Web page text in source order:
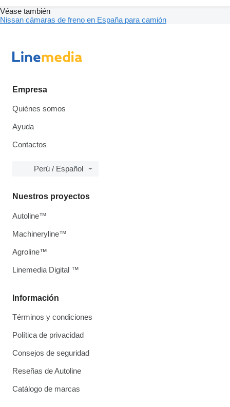
Véase también
Nissan cámaras de freno en España para camión
Empresa
Quiénes somos
Ayuda
Contactos
Perú / Español
Información
Términos y condiciones
Política de privacidad
Consejos de seguridad
Reseñas de Autoline
Catálogo de marcas
Nuestros proyectos
Autoline™
Machineryline™
Agroline™
Linemedia Digital ™